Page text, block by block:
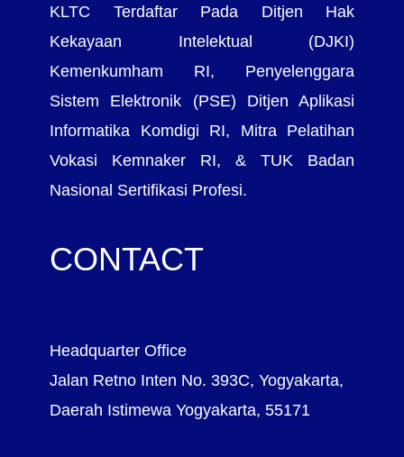
KLTC Terdaftar Pada Ditjen Hak
Kekayaan Intelektual (DJKI)
Kemenkumham RI, Penyelenggara
Sistem Elektronik (PSE) Ditjen Aplikasi
Informatika Komdigi RI, Mitra Pelatihan
Vokasi Kemnaker RI, & TUK Badan
Nasional Sertifikasi Profesi.
CONTACT
Headquarter Office
Jalan Retno Inten No. 393C, Yogyakarta,
Daerah Istimewa Yogyakarta, 55171